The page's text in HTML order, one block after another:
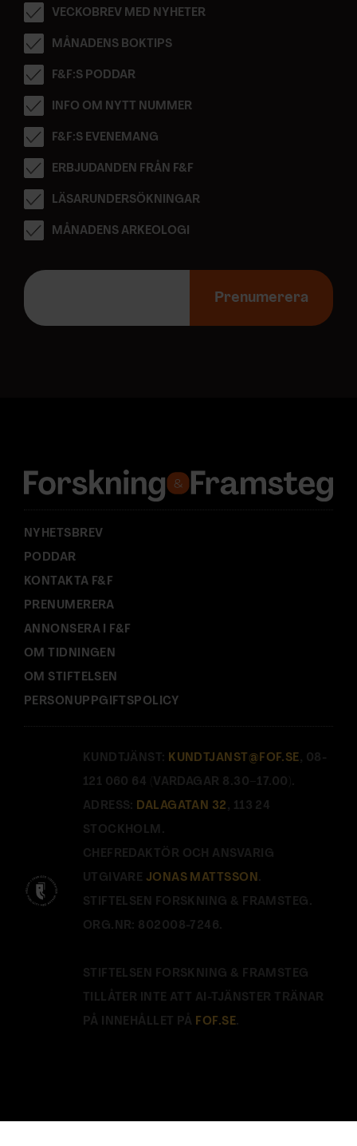
VECKOBREV MED NYHETER
MÅNADENS BOKTIPS
F&F:S PODDAR
INFO OM NYTT NUMMER
F&F:S EVENEMANG
ERBJUDANDEN FRÅN F&F
LÄSARUNDERSÖKNINGAR
MÅNADENS ARKEOLOGI
E
p
s
:
Prenumerera
NYHETSBREV
PODDAR
KONTAKTA F&F
PRENUMERERA
ANNONSERA I F&F
OM TIDNINGEN
OM STIFTELSEN
PERSONUPPGIFTSPOLICY
KUNDTJÄNST: KUNDTJANST@FOF.SE , 08-
121 060 64 (VARDAGAR 8.30–17.00).
ADRESS: DALAGATAN 32 , 113 24
STOCKHOLM.
CHEFREDAKTÖR OCH ANSVARIG
UTGIVARE JONAS MATTSSON.
STIFTELSEN FORSKNING & FRAMSTEG.
ORG.NR: 802008-7246.
STIFTELSEN FORSKNING & FRAMSTEG
TILLÅTER INTE ATT AI-TJÄNSTER TRÄNAR
PÅ INNEHÅLLET PÅ FOF.SE.